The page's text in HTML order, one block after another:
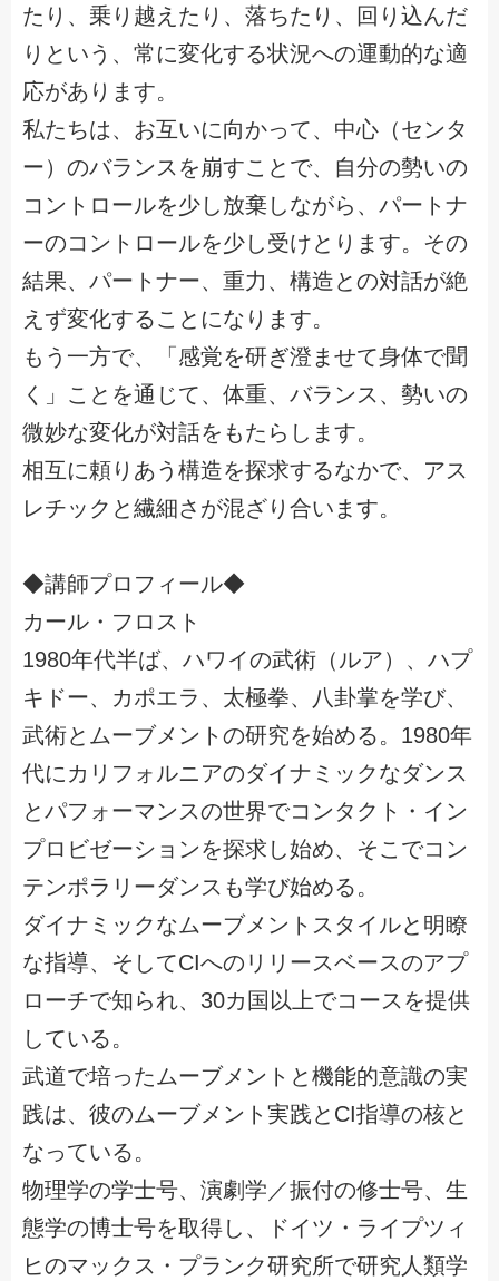
たり、乗り越えたり、落ちたり、回り込んだ
りという、常に変化する状況への運動的な適
応があります。
私たちは、お互いに向かって、中心（センタ
ー）のバランスを崩すことで、自分の勢いの
コントロールを少し放棄しながら、パートナ
ーのコントロールを少し受けとります。その
結果、パートナー、重力、構造との対話が絶
えず変化することになります。
もう一方で、「感覚を研ぎ澄ませて身体で聞
く」ことを通じて、体重、バランス、勢いの
微妙な変化が対話をもたらします。
相互に頼りあう構造を探求するなかで、アス
レチックと繊細さが混ざり合います。
◆講師プロフィール◆
カール・フロスト
1980年代半ば、ハワイの武術（ルア）、ハプ
キドー、カポエラ、太極拳、八卦掌を学び、
武術とムーブメントの研究を始める。1980年
代にカリフォルニアのダイナミックなダンス
とパフォーマンスの世界でコンタクト・イン
プロビゼーションを探求し始め、そこでコン
テンポラリーダンスも学び始める。
ダイナミックなムーブメントスタイルと明瞭
な指導、そしてCIへのリリースベースのアプ
ローチで知られ、30カ国以上でコースを提供
している。
武道で培ったムーブメントと機能的意識の実
践は、彼のムーブメント実践とCI指導の核と
なっている。
物理学の学士号、演劇学／振付の修士号、生
態学の博士号を取得し、ドイツ・ライプツィ
ヒのマックス・プランク研究所で研究人類学